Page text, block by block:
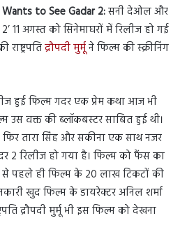
to See Gadar 2:सनी देओल और
11 अगस्त को सिनेमाघरों में रिलीज हो गई
द्रौपदी मुर्मूने फिल्म की स्क्रीनिंग
हुई फिल्म गदर एक प्रेम कथा आज भी
उस वक्त की ब्लॉकबस्टर साबित हुई थी।
तारा सिंह और सकीना एक साथ नजर
2 रिलीज हो गया है। फिल्म को फैंस का
से पहले ही फिल्म के 20 लाख टिकटों की
खुद फिल्म के डायरेक्टर अनिल शर्मा
द्रौपदी मुर्मू भी इस फिल्म को देखना